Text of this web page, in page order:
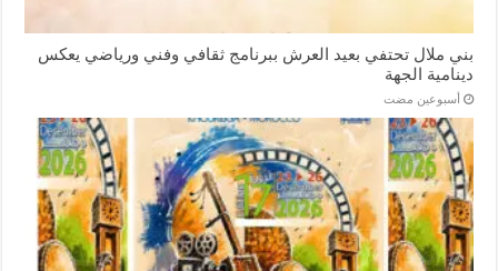
بني ملال تحتفي بعيد العرش ببرنامج ثقافي وفني ورياضي يعكس
دينامية الجهة
‏أسبوعين مضت